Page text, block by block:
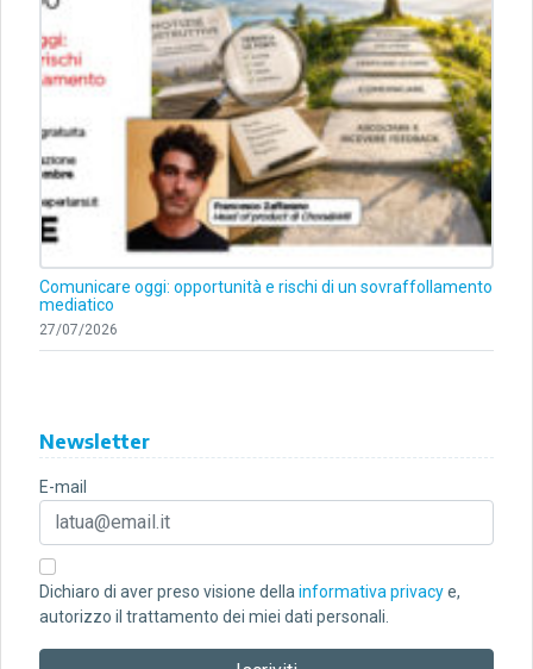
Comunicare oggi: opportunità e rischi di un sovraffollamento
mediatico
27/07/2026
Newsletter
E-mail
Dichiaro di aver preso visione della informativa privacye,
autorizzo il trattamento dei miei dati personali.